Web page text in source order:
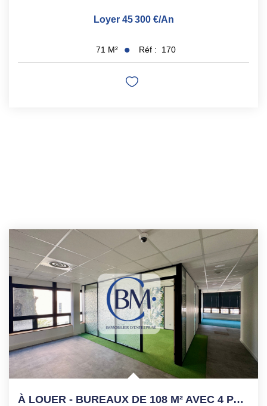
Loyer 45 300 €/an
71 M² Réf : 170
À LOUER - BUREAUX DE 108 M² AVEC 4 PARKINGS - TOULOUSE...